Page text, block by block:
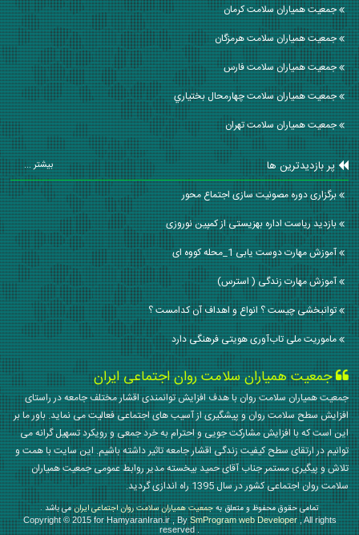
جمعیت همیاران سلامت كرمان
جمعیت همیاران سلامت هرمزگان
جمعیت همیاران سلامت فارس
جمعیت همیاران سلامت چهارمحال بختياري
جمعیت همیاران سلامت تهران
پر بازدیدترین ها بیشتر ...
برگزاری دوره مصونیت سازی اجتماع محور
بازدید ریاست اداره بهزیستی از کمپین نوروزی
آموزش مهارت دوست یابی 1_محله کووه ای
آموزش مهارت زندگی ( استرس)
توانبخشی چیست ؟ انواع و اهداف آن کدامست ؟
ماموریت ملی تاب‌آوری هویتی فرهنگی دارد
جمعیت همیاران سلامت روان اجتماعی ایران
جمعیت همیاران سلامت روان با هدف افزایش توانمندی اقشار مختلف جامعه در راستای
افزایش سطح سلامت روان و پیشگیری از آسیب های اجتماعی فعالیت می نماید. باور ما بر
این است که با افزایش مشارکت جویی و احترام به خرد جمعی و رویکرد تسهیل گرانه می
توانیم در ارتقای سطح کیفیت زندگی اقشار جامعه تاثیر داشته باشیم. این سایت با همت و
تلاش و پیگیری مستمر جناب آقای حمید بیخسته مدیر روابط عمومی جمعیت همیاران
سلامت روان اجتماعی کشور در سال 1395 راه اندازی گردید.
تمامی حقوق محفوظ و متعلق بهجمعیت همیاران سلامت روان اجتماعی ایرانمی باشد .
Copyright © 2015 for HamyaranIran.ir , BySmProgram web Developer, All rights
reserved .